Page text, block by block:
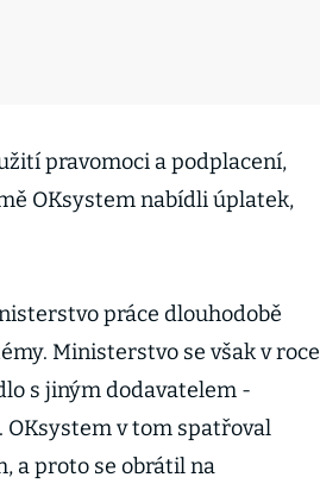
pravomoci a podplacení,
OKsystem nabídli úplatek,
práce dlouhodobě
Ministerstvo se však v roce
s jiným dodavatelem -
v tom spatřoval
a proto se obrátil na